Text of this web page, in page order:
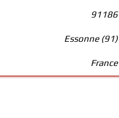
91186
Essonne (91)
France